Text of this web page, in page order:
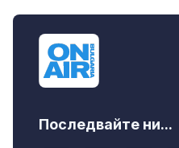
Последвайте ни...